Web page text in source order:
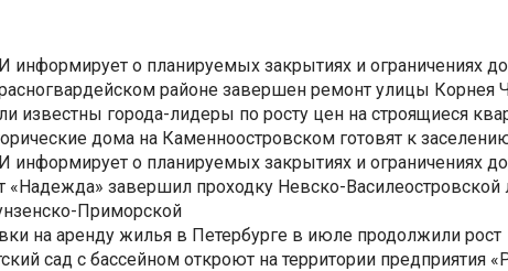
информирует о планируемых закрытиях и ограничениях
районе завершен ремонт улицы Корнея
известны города-лидеры по росту цен на строящиеся
дома на Каменноостровском готовят к
информирует о планируемых закрытиях и ограничениях
«Надежда» завершил проходку Невско-Василеостровской
Приморской
на аренду жилья в Петербурге в июле продолжили рост
сад с бассейном откроют на территории предприятия